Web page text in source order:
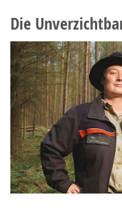
Die